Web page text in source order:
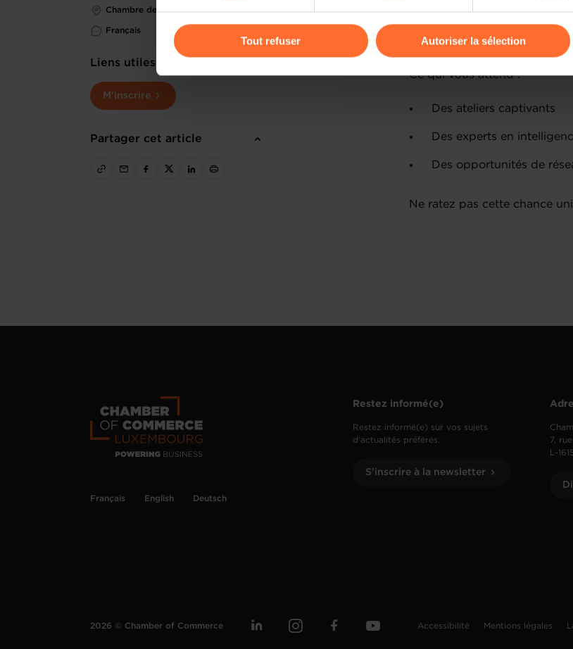
gauche de chaque page.
personnelles, vous pouvez consulter notre
personnelles
Tout refuser Autoriser la sélection
Chambre de Commerce
Français
Liens utiles
M'inscrire
Partager cet article
Où : Chambre de
Ce qui vous attend :
Des ateliers captivants
Des experts en
Des opportunités de
Ne ratez pas cette chance
Français English Deutsch
Restez informé(e)
Restez informé(e) sur vos sujets
d’actualités préférés.
S'inscrire à la newsletter
7,
L-
2026 © Chamber of Commerce Accessibilité Mentions légales